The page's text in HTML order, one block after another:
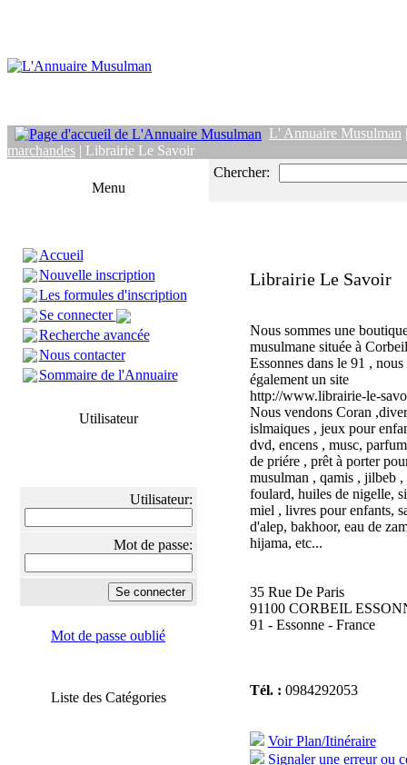
L' Annuaire Musulman
marchandes | Librairie Le Savoir
Menu
Accueil
Nouvelle inscription
Les formules d'inscription
Se connecter
Recherche avancée
Nous contacter
Sommaire de l'Annuaire
Utilisateur
Utilisateur:
Mot de passe:
Mot de passe oublié
Liste des Catégories
Chercher:
Librairie Le Savoir
Nous sommes une
musulmane située à
Essonnes dans le 91 , nous
également un site
http://www.librairie-le-
Nous vendons Coran
islmaiques , jeux pour
dvd, encens , musc,
de priére , prêt à porter
musulman , qamis , jilbeb ,
foulard, huiles de nigelle,
miel , livres pour enfants,
d'alep, bakhoor, eau de
hijama, etc...
35 Rue De Paris
91100 CORBEIL
91 - Essonne - France
Tél. : 0984292053
Voir Plan/Itinéraire
Signaler une erreur ou